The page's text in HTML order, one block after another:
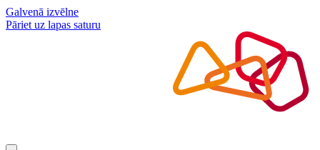
Galvenā izvēlne
Pāriet uz lapas saturu